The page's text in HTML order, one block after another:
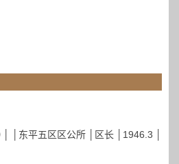
│ │东平五区区公所 │区长 │1946.3 │